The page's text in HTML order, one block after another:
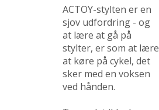
ACTOY-stylten er en
sjov udfordring - og
at lære at gå på
stylter, er som at lære
at køre på cykel, det
sker med en voksen
ved hånden.